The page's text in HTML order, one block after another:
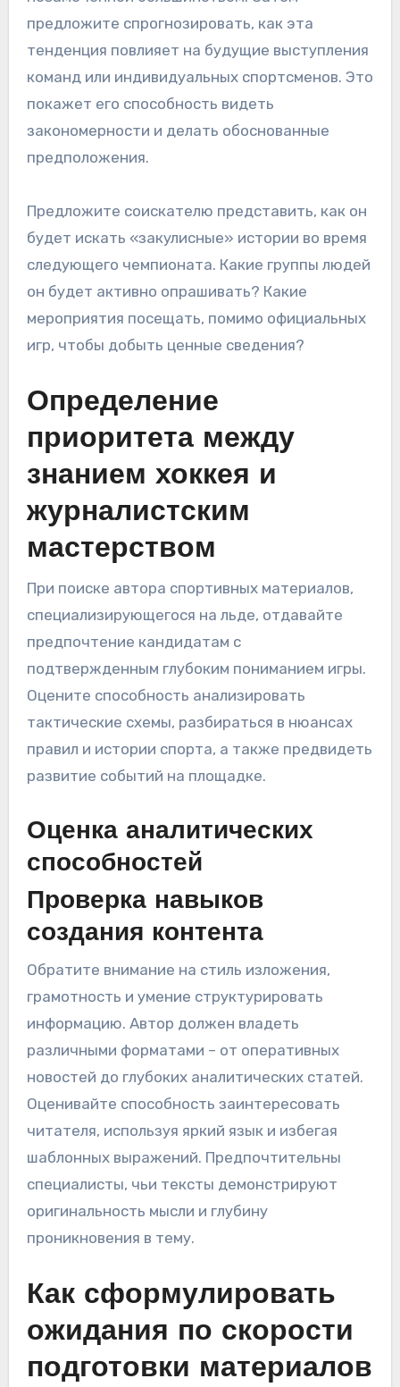
предложите спрогнозировать, как эта
тенденция повлияет на будущие выступления
команд или индивидуальных спортсменов. Это
покажет его способность видеть
закономерности и делать обоснованные
предположения.
Предложите соискателю представить, как он
будет искать «закулисные» истории во время
следующего чемпионата. Какие группы людей
он будет активно опрашивать? Какие
мероприятия посещать, помимо официальных
игр, чтобы добыть ценные сведения?
Определение
приоритета между
знанием хоккея и
журналистским
мастерством
При поиске автора спортивных материалов,
специализирующегося на льде, отдавайте
предпочтение кандидатам с
подтвержденным глубоким пониманием игры.
Оцените способность анализировать
тактические схемы, разбираться в нюансах
правил и истории спорта, а также предвидеть
развитие событий на площадке.
Оценка аналитических
способностей
Проверка навыков
создания контента
Обратите внимание на стиль изложения,
грамотность и умение структурировать
информацию. Автор должен владеть
различными форматами – от оперативных
новостей до глубоких аналитических статей.
Оценивайте способность заинтересовать
читателя, используя яркий язык и избегая
шаблонных выражений. Предпочтительны
специалисты, чьи тексты демонстрируют
оригинальность мысли и глубину
проникновения в тему.
Как сформулировать
ожидания по скорости
подготовки материалов